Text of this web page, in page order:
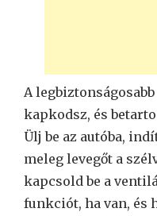
A
kapkodsz, és
Ülj be az autóba,
meleg levegőt a
kapcsold be a
funkciót, ha van, és